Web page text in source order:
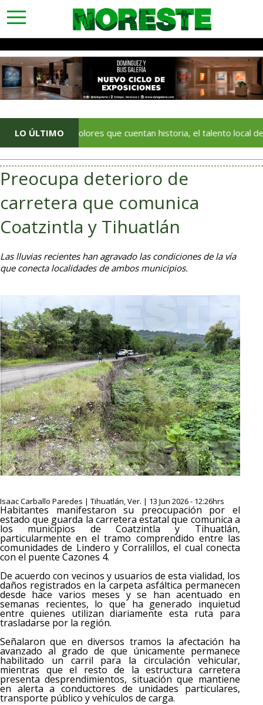
toggle
navigation
LO ÚLTIMO
Con colores que cuentan historia, el talento local deja huella
Preocupa deterioro de
carretera que comunica
Coatzintla y Tihuatlán
Las lluvias recientes han agravado las condiciones de la vía
que conecta localidades de ambos municipios.
Isaac Carballo Paredes | Tihuatlán, Ver. | 13 Jun 2026 - 12:26hrs
Habitantes manifestaron su preocupación por el
estado que guarda la carretera estatal que comunica a
los municipios de Coatzintla y Tihuatlán,
particularmente en el tramo comprendido entre las
comunidades de Lindero y Corralillos, el cual conecta
con el puente Cazones 4.
De acuerdo con vecinos y usuarios de esta vialidad, los
daños registrados en la carpeta asfáltica permanecen
desde hace varios meses y se han acentuado en
semanas recientes, lo que ha generado inquietud
entre quienes utilizan diariamente esta ruta para
trasladarse por la región.
Señalaron que en diversos tramos la afectación ha
avanzado al grado de que únicamente permanece
habilitado un carril para la circulación vehicular,
mientras que el resto de la estructura carretera
presenta desprendimientos, situación que mantiene
en alerta a conductores de unidades particulares,
transporte público y vehículos de carga.